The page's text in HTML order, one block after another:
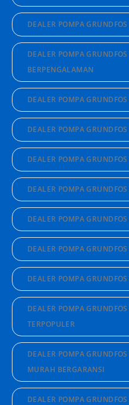
DEALER POMPA
DEALER POMPA
BERPENGALAMAN
DEALER POMPA
DEALER POMPA
DEALER POMPA
DEALER POMPA
DEALER POMPA
DEALER POMPA
DEALER POMPA
DEALER POMPA
TERPOPULER
DEALER POMPA
MURAH BERGARANSI
DEALER POMPA